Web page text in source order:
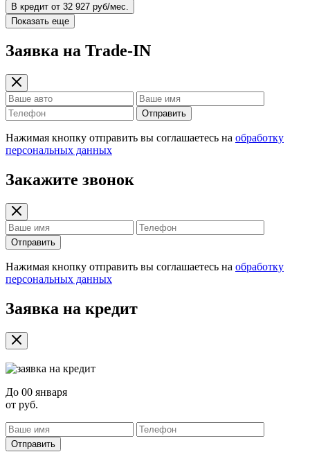
В кредит от 32 927 руб/мес.
Показать еще
Заявка на Trade-IN
Отправить
Нажимая кнопку отправить вы соглашаетесь на обработку
персональных данных
Закажите звонок
Отправить
Нажимая кнопку отправить вы соглашаетесь на обработку
персональных данных
Заявка на кредит
До 00 января
от руб.
Отправить